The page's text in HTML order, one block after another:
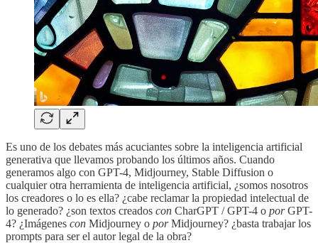
Es uno de los debates más acuciantes sobre la inteligencia artificial
generativa que llevamos probando los últimos años. Cuando
generamos algo con GPT-4, Midjourney, Stable Diffusion o
cualquier otra herramienta de inteligencia artificial, ¿somos nosotros
los creadores o lo es ella? ¿cabe reclamar la propiedad intelectual de
lo generado? ¿son textos creados con CharGPT / GPT-4 o porGPT-
4? ¿Imágenes con Midjourney o porMidjourney? ¿basta trabajar los
prompts para ser el autor legal de la obra?